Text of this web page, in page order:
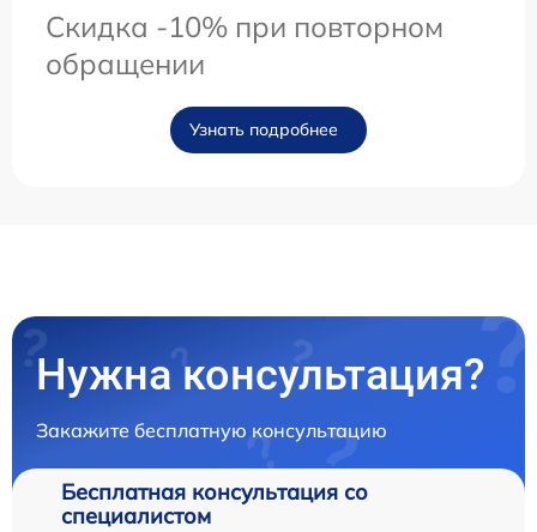
Скидка -10% при повторном
обращении
Узнать подробнее
Нужна консультация?
Закажите бесплатную консультацию
Бесплатная консультация со
специалистом